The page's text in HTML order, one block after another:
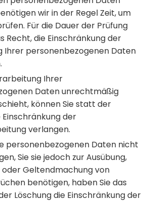
wir in der Regel Zeit, um
Für die Dauer der Prüfung
Recht, die Einschränkung der
Ihrer personenbezogenen Daten
Ihrer
Daten unrechtmäßig
können Sie statt der
Einschränkung der
verlangen.
personenbezogenen Daten nicht
Sie sie jedoch zur Ausübung,
Geltendmachung von
benötigen, haben Sie das
Löschung die Einschränkung der